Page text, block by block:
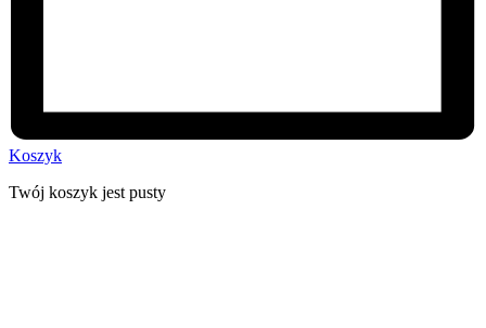
Koszyk
Twój koszyk jest pusty